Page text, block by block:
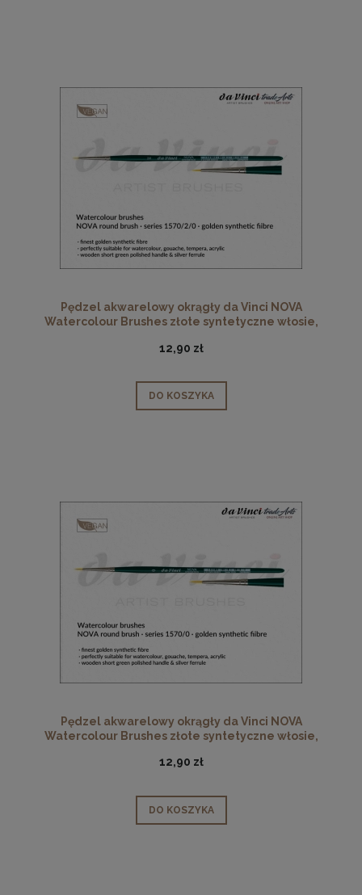
Pędzel akwarelowy okrągły da Vinci NOVA
Watercolour Brushes złote syntetyczne włosie,
12,90 zł
DO KOSZYKA
Pędzel akwarelowy okrągły da Vinci NOVA
Watercolour Brushes złote syntetyczne włosie,
12,90 zł
DO KOSZYKA